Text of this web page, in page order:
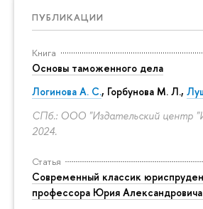
ПУБЛИКАЦИИ
Книга
Основы таможенного дела
Логинова А. С., Горбунова М. Л.,
СПб.: ООО "Издательский центр
2024.
Статья
Современный классик
профессора Юрия